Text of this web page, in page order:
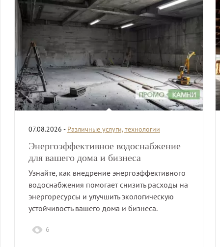
07.08.2026 - Различные услуги, технологии
Энергоэффективное водоснабжение
для вашего дома и бизнеса
Узнайте, как внедрение энергоэффективного
водоснабжения помогает снизить расходы на
энергоресурсы и улучшить экологическую
устойчивость вашего дома и бизнеса.
6